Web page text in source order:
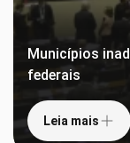
Municípios
federais
Leia mais